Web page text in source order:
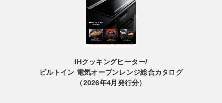
IHクッキングヒーター/
ビルトイン 電気オーブンレンジ総合カタログ
（2026年4月発行分）